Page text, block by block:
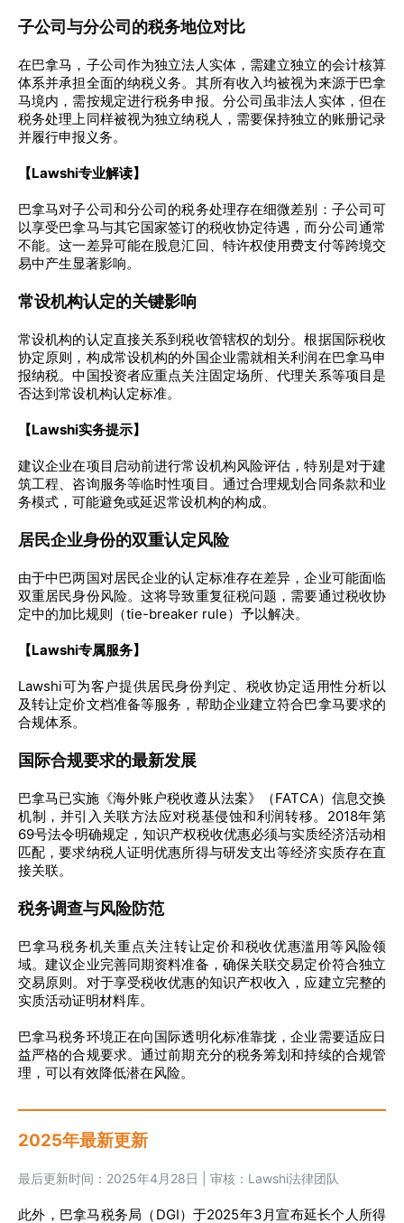
子公司与分公司的税务地位对比
在巴拿马，子公司作为独立法人实体，需建立独立的会计核算
体系并承担全面的纳税义务。其所有收入均被视为来源于巴拿
马境内，需按规定进行税务申报。分公司虽非法人实体，但在
税务处理上同样被视为独立纳税人，需要保持独立的账册记录
并履行申报义务。
【Lawshi专业解读】
巴拿马对子公司和分公司的税务处理存在细微差别：子公司可
以享受巴拿马与其它国家签订的税收协定待遇，而分公司通常
不能。这一差异可能在股息汇回、特许权使用费支付等跨境交
易中产生显著影响。
常设机构认定的关键影响
常设机构的认定直接关系到税收管辖权的划分。根据国际税收
协定原则，构成常设机构的外国企业需就相关利润在巴拿马申
报纳税。中国投资者应重点关注固定场所、代理关系等项目是
否达到常设机构认定标准。
【Lawshi实务提示】
建议企业在项目启动前进行常设机构风险评估，特别是对于建
筑工程、咨询服务等临时性项目。通过合理规划合同条款和业
务模式，可能避免或延迟常设机构的构成。
居民企业身份的双重认定风险
由于中巴两国对居民企业的认定标准存在差异，企业可能面临
双重居民身份风险。这将导致重复征税问题，需要通过税收协
定中的加比规则（tie-breaker rule）予以解决。
【Lawshi专属服务】
Lawshi可为客户提供居民身份判定、税收协定适用性分析以
及转让定价文档准备等服务，帮助企业建立符合巴拿马要求的
合规体系。
国际合规要求的最新发展
巴拿马已实施《海外账户税收遵从法案》（FATCA）信息交换
机制，并引入关联方法应对税基侵蚀和利润转移。2018年第
69号法令明确规定，知识产权税收优惠必须与实质经济活动相
匹配，要求纳税人证明优惠所得与研发支出等经济实质存在直
接关联。
税务调查与风险防范
巴拿马税务机关重点关注转让定价和税收优惠滥用等风险领
域。建议企业完善同期资料准备，确保关联交易定价符合独立
交易原则。对于享受税收优惠的知识产权收入，应建立完整的
实质活动证明材料库。
巴拿马税务环境正在向国际透明化标准靠拢，企业需要适应日
益严格的合规要求。通过前期充分的税务筹划和持续的合规管
理，可以有效降低潜在风险。
2025年最新更新
最后更新时间：2025年4月28日 | 审核：Lawshi法律团队
此外，巴拿马税务局（DGI）于2025年3月宣布延长个人所得